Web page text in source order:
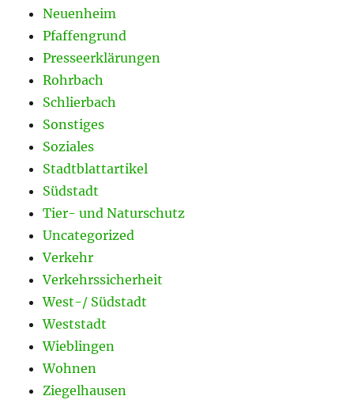
Neuenheim
Pfaffengrund
Presseerklärungen
Rohrbach
Schlierbach
Sonstiges
Soziales
Stadtblattartikel
Südstadt
Tier- und Naturschutz
Uncategorized
Verkehr
Verkehrssicherheit
West-/ Südstadt
Weststadt
Wieblingen
Wohnen
Ziegelhausen